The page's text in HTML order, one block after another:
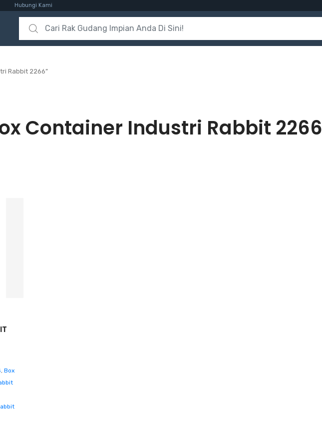
Hubungi Kami
Search for:
Rabbit 2266”
Container Industri Rabbit 2266
, Box